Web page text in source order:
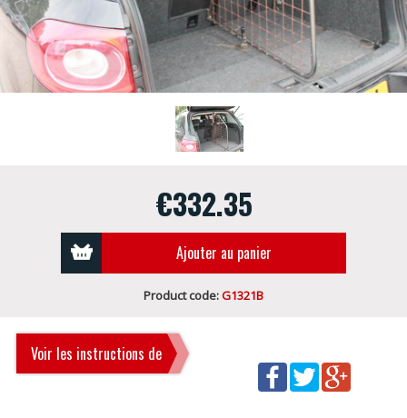
€332.35
Ajouter au panier
Product code:G1321B
Voir les instructions de